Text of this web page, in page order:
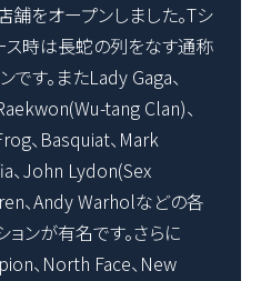
舗をオープンしました。Tシ
ス時は長蛇の列をなす通称
す。またLady Gaga、
tang Clan)、
、Basquiat、Mark
、John Lydon(Sex
、Andy Warholなどの各
ンが有名です。さらに
、North Face、New